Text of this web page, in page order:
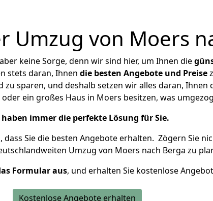
Umzug von Moers
keine Sorge, denn wir sind hier, um Ihnen die
stets daran, Ihnen die besten Angebote und Preise
sparen, und deshalb setzen wir alles daran, Ihnen
ein großes Haus in Moers besitzen, was
immer die perfekte Lösung für Sie.
Sie die besten Angebote erhalten. Zögern Sie
Umzug von Moers nach Berga zu
Formular aus, und erhalten Sie kostenlose
Kostenlose Angebote erhalten